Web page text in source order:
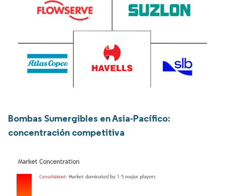
Bombas Sumergibles en Asia-Pacífico:
concentración competitiva